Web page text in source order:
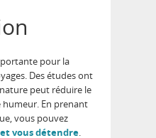
pour la
Des études ont
peut réduire le
En prenant
vous pouvez
vous détendre.